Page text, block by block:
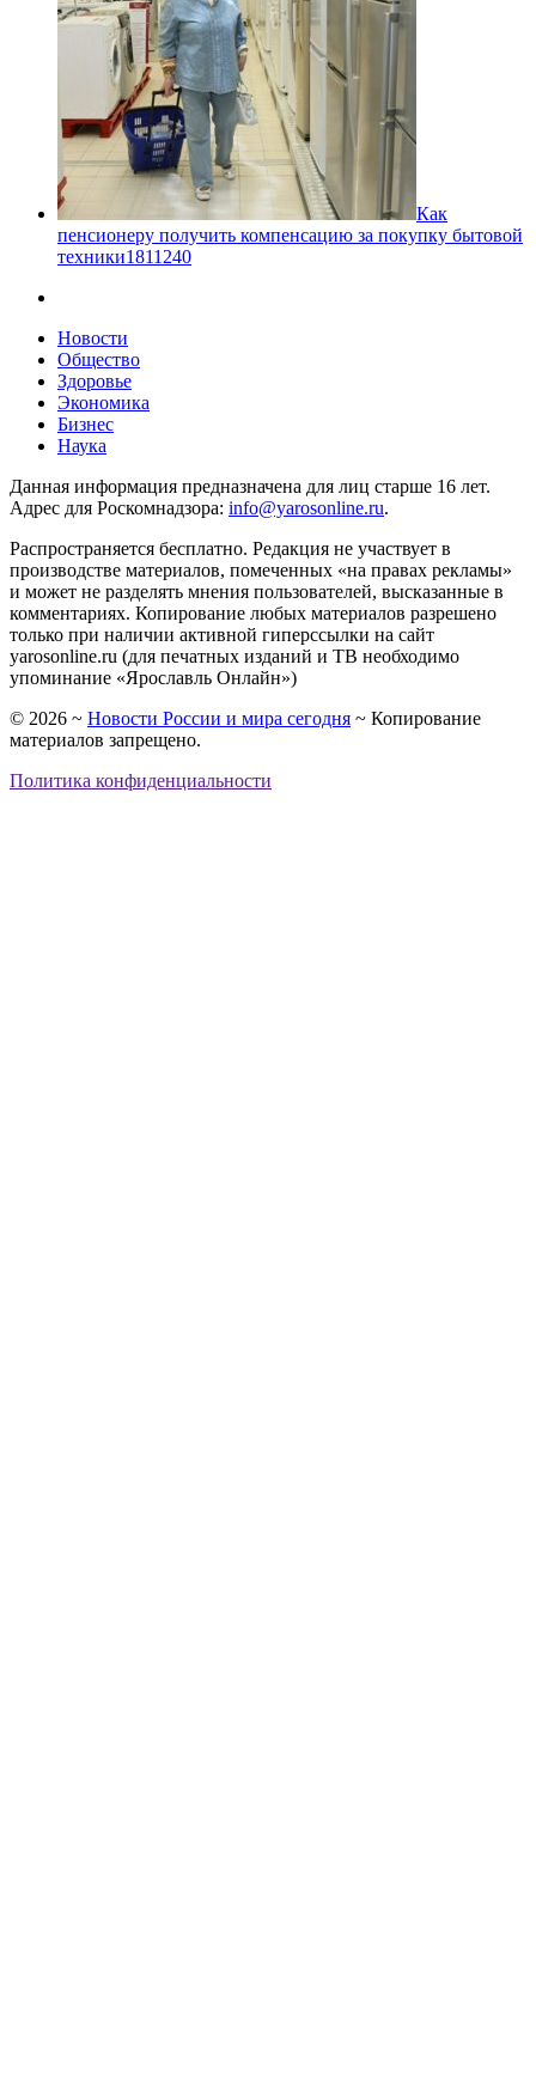
Как
пенсионеру получить компенсацию за покупку бытовой
техники1811240
Новости
Общество
Здоровье
Экономика
Бизнес
Наука
Данная информация предназначена для лиц старше 16 лет.
Адрес для Роскомнадзора: info@yarosonline.ru.
Распространяется бесплатно. Редакция не участвует в
производстве материалов, помеченных «на правах рекламы»
и может не разделять мнения пользователей, высказанные в
комментариях. Копирование любых материалов разрешено
только при наличии активной гиперссылки на сайт
yarosonline.ru (для печатных изданий и ТВ необходимо
упоминание «Ярославль Онлайн»)
© 2026 ~ Новости России и мира сегодня ~ Копирование
материалов запрещено.
Политика конфиденциальности